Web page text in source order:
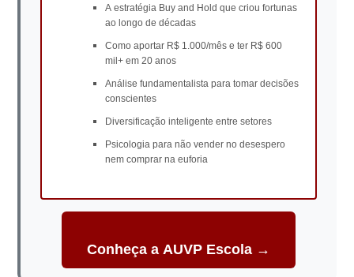
A estratégia Buy and Hold que criou fortunas
ao longo de décadas
Como aportar R$ 1.000/mês e ter R$ 600
mil+ em 20 anos
Análise fundamentalista para tomar decisões
conscientes
Diversificação inteligente entre setores
Psicologia para não vender no desespero
nem comprar na euforia
Conheça a AUVP Escola →